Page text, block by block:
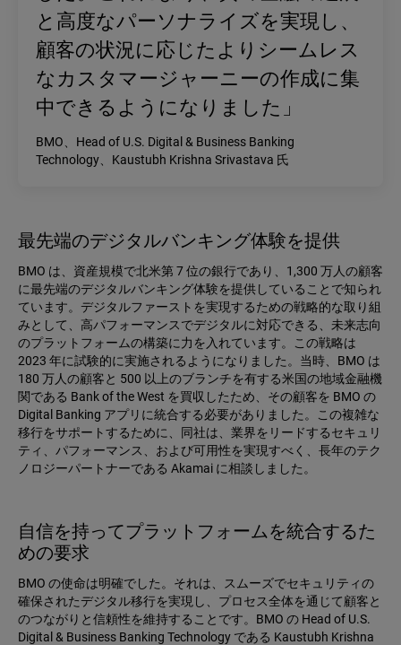
と高度なパーソナライズを実現し、
顧客の状況に応じたよりシームレス
なカスタマージャーニーの作成に集
中できるようになりました」
BMO、Head of U.S. Digital & Business Banking
Technology、Kaustubh Krishna Srivastava 氏
最先端のデジタルバンキング体験を提供
BMO は、資産規模で北米第 7 位の銀行であり、1,300 万人の顧客
に最先端のデジタルバンキング体験を提供していることで知られ
ています。デジタルファーストを実現するための戦略的な取り組
みとして、高パフォーマンスでデジタルに対応できる、未来志向
のプラットフォームの構築に力を入れています。この戦略は
2023 年に試験的に実施されるようになりました。当時、BMO は
180 万人の顧客と 500 以上のブランチを有する米国の地域金融機
関である Bank of the West を買収したため、その顧客を BMO の
Digital Banking アプリに統合する必要がありました。この複雑な
移行をサポートするために、同社は、業界をリードするセキュリ
ティ、パフォーマンス、および可用性を実現すべく、長年のテク
ノロジーパートナーである Akamai に相談しました。
自信を持ってプラットフォームを統合するた
めの要求
BMO の使命は明確でした。それは、スムーズでセキュリティの
確保されたデジタル移行を実現し、プロセス全体を通じて顧客と
のつながりと信頼性を維持することです。BMO の Head of U.S.
Digital & Business Banking Technology である Kaustubh Krishna